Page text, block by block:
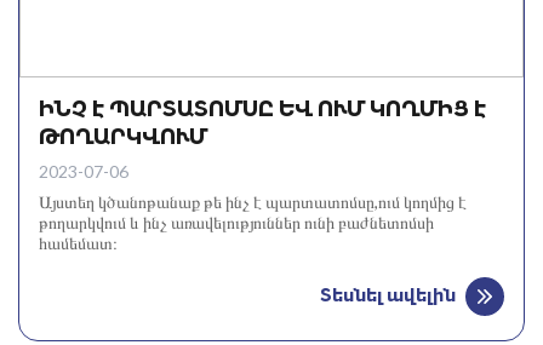
ԻՆՉ Է ՊԱՐՏԱՏՈՄՍԸ ԵՎ ՈՒՄ ԿՈՂՄԻՑ Է
ԹՈՂԱՐԿՎՈՒՄ
2023-07-06
Այստեղ կծանոթանաք թե ինչ է պարտատոմսը,ում կողմից է
թողարկվում և ինչ առավելություններ ունի բաժնետոմսի
համեմատ։
Տեսնել ավելին